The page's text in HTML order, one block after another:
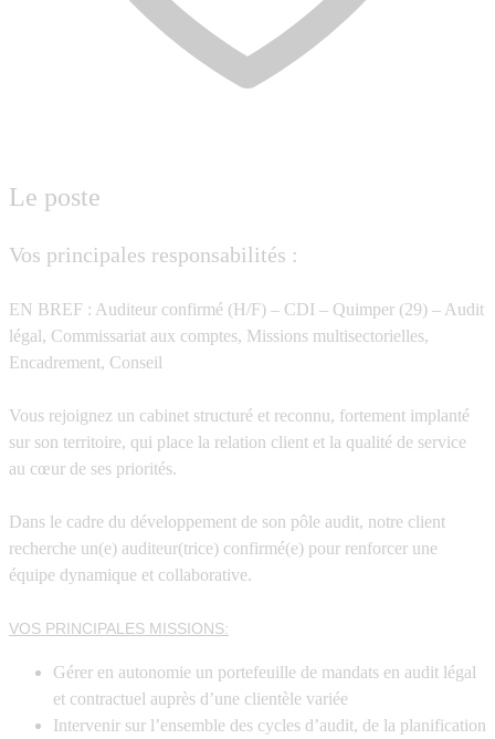
Le poste
Vos principales responsabilités :
EN BREF : Auditeur confirmé (H/F) – CDI – Quimper (29) – Audit
légal, Commissariat aux comptes, Missions multisectorielles,
Encadrement, Conseil
Vous rejoignez un cabinet structuré et reconnu, fortement implanté
sur son territoire, qui place la relation client et la qualité de service
au cœur de ses priorités.
Dans le cadre du développement de son pôle audit, notre client
recherche un(e) auditeur(trice) confirmé(e) pour renforcer une
équipe dynamique et collaborative.
VOS PRINCIPALES MISSIONS:
Gérer en autonomie un portefeuille de mandats en audit légal
et contractuel auprès d’une clientèle variée
Intervenir sur l’ensemble des cycles d’audit, de la planification